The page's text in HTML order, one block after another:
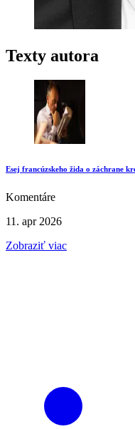
Texty autora
Esej francúzskeho žida o záchrane
Komentáre
11. apr 2026
Zobraziť viac